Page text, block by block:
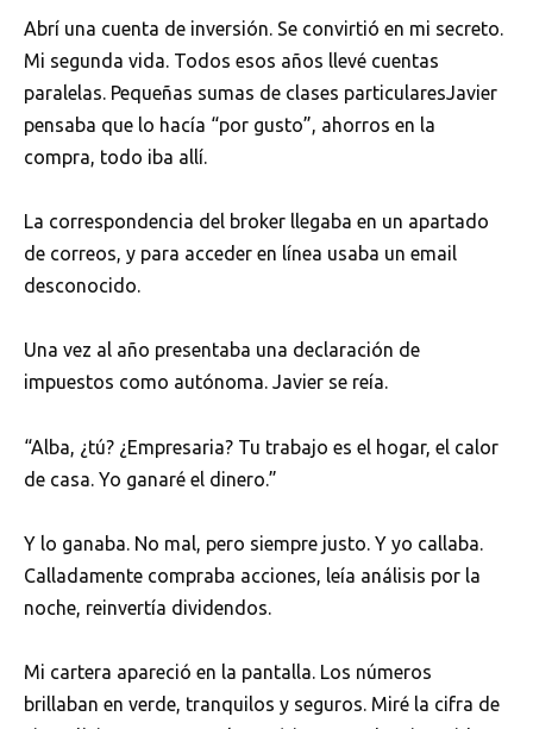
Abrí una cuenta de inversión. Se convirtió en mi secreto.
Mi segunda vida. Todos esos años llevé cuentas
paralelas. Pequeñas sumas de clases particularesJavier
pensaba que lo hacía “por gusto”, ahorros en la
compra, todo iba allí.
La correspondencia del broker llegaba en un apartado
de correos, y para acceder en línea usaba un email
desconocido.
Una vez al año presentaba una declaración de
impuestos como autónoma. Javier se reía.
“Alba, ¿tú? ¿Empresaria? Tu trabajo es el hogar, el calor
de casa. Yo ganaré el dinero.”
Y lo ganaba. No mal, pero siempre justo. Y yo callaba.
Calladamente compraba acciones, leía análisis por la
noche, reinvertía dividendos.
Mi cartera apareció en la pantalla. Los números
brillaban en verde, tranquilos y seguros. Miré la cifra de